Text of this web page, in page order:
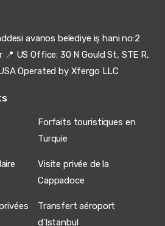
malgré les retards de
et trajet confortable.
de l'aéroport de Kayseri à la
avanos belediye iş hani no:2
US Office: 30 N Gould St, STE R,
Operated by Xfergo LLC
Forfaits touristiques en
Turquie
Visite privée de la
Cappadoce
Transfert aéroport
d'Istanbul